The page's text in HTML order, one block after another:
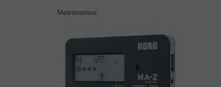
Metrónomos